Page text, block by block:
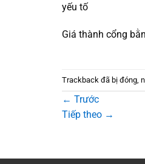
yếu tố
Giá thành cổng
Trackback đã bị đóng,
← Trước
Tiếp theo →